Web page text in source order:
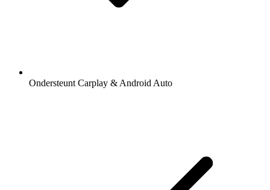
Ondersteunt Carplay & Android Auto